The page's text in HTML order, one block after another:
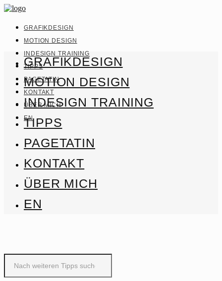
GRAFIKDESIGN
MOTION DESIGN
INDESIGN TRAINING
TIPPS
PAGETATIN
KONTAKT
ÜBER MICH
EN
GRAFIKDESIGN
MOTION DESIGN
INDESIGN TRAINING
TIPPS
PAGETATIN
KONTAKT
ÜBER MICH
EN